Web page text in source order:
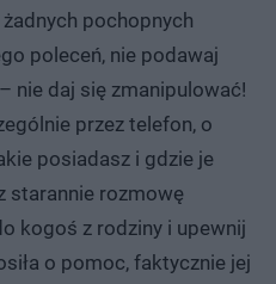
pochopnych
poleceń, nie podawaj
nie daj się zmanipulować!
przez telefon, o
posiadasz i gdzie je
starannie rozmowę
kogoś z rodziny i upewnij
o pomoc, faktycznie jej